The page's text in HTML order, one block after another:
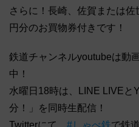
さらに！長崎、佐賀または
円分のお買物券付きです！
鉄道チャンネルyoutubeは動
中！
水曜日18時は、LINE LIVEと
分！」を同時生配信！